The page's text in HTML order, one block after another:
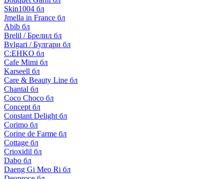
Skin1004 бл
Jmella in France бл
Abib бл
Brelil / Брелил бл
Bvlgari / Булгари бл
C:EHKO бл
Cafe Mimi бл
Karseell бл
Care & Beauty Line бл
Chantal бл
Coco Choco бл
Concept бл
Constant Delight бл
Corimo бл
Corine de Farme бл
Cottage бл
Crioxidil бл
Dabo бл
Daeng Gi Meo Ri бл